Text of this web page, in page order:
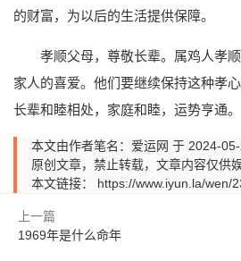
的财富，为以后的生活提供保障。
孝顺父母，尊敬长辈。属鸡人孝
家人的喜爱。他们要继续保持这种孝
长辈和睦相处，家庭和睦，运势亨通。
本文由作者笔名：爱运网 于 2024-
原创文章，禁止转载，文章内容仅供
本文链接： https://www.iyun.la/wen/
上一篇
1969年是什么命年